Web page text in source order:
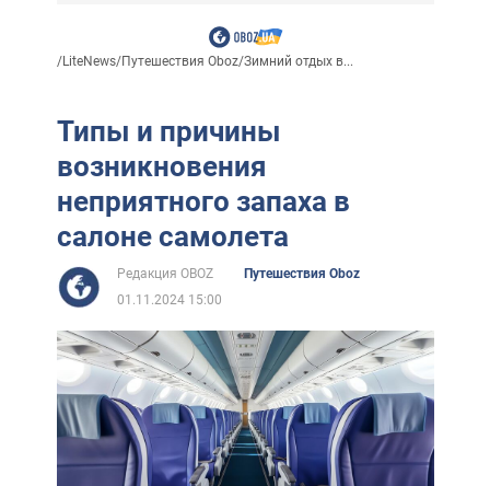
/LiteNews/Путешествия Oboz/Зимний отдых в...
Типы и причины
возникновения
неприятного запаха в
салоне самолета
Редакция OBOZ
Путешествия Oboz
01.11.2024 15:00